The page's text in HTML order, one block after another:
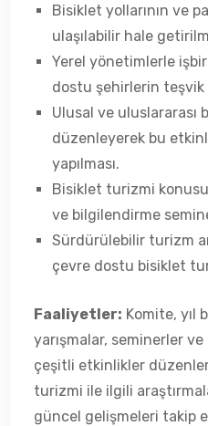
Bisiklet yollarının ve
ulaşılabilir hale
Yerel yönetimlerle
dostu şehirlerin teşvik
Ulusal ve uluslararası
düzenleyerek bu
yapılması.
Bisiklet turizmi
ve bilgilendirme
Sürdürülebilir turizm
çevre dostu bisiklet
Faaliyetler: Komite, yıl
yarışmalar, seminerler
çeşitli etkinlikler
turizmi ile ilgili
güncel gelişmeleri takip